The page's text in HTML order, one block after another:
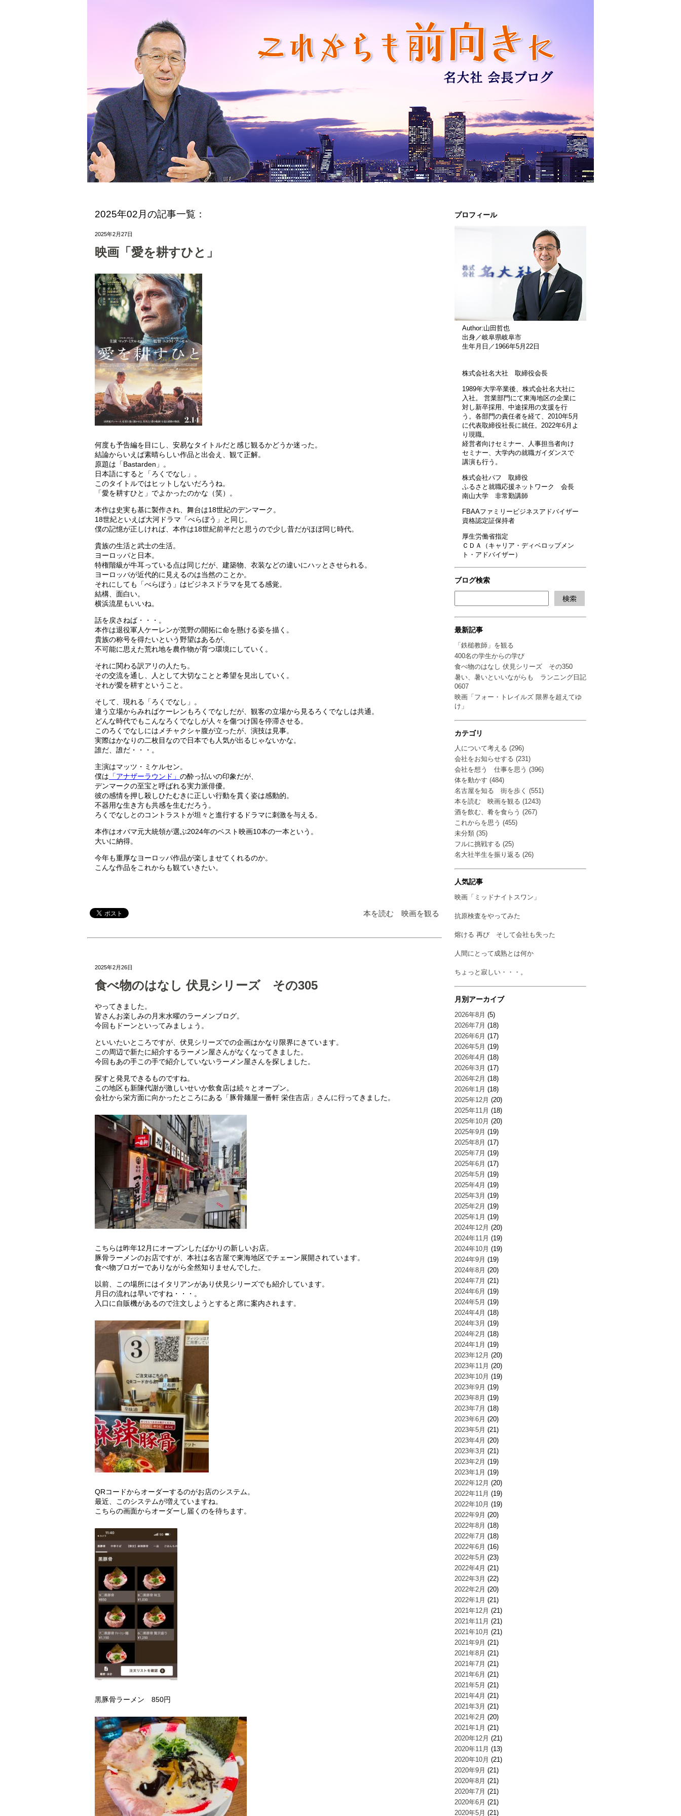
プロフィール
Author:山田哲也
出身／岐阜県岐阜市
生年月日／1966年5月22日
株式会社名大社 取締役会長
1989年大学卒業後、株式会社名大社に
入社。 営業部門にて東海地区の企業に
対し新卒採用、中途採用の支援を行
う。各部門の責任者を経て、2010年5月
に代表取締役社長に就任。2022年6月よ
り現職。
経営者向けセミナー、人事担当者向け
セミナー、大学内の就職ガイダンスで
講演も行う。
株式会社パフ 取締役
ふるさと就職応援ネットワーク 会長
南山大学 非常勤講師
FBAAファミリービジネスアドバイザー
資格認定証保持者
厚生労働省指定
ＣＤＡ（キャリア・ディベロップメン
ト・アドバイザー）
ブログ検索
最新記事
「鉄槌教師」を観る
400名の学生からの学び
食べ物のはなし 伏見シリーズ その350
暑い、暑いといいながらも ランニング日記
0607
映画「フォー・トレイルズ 限界を超えてゆ
け」
カテゴリ
人について考える (296)
会社をお知らせする (231)
会社を想う 仕事を思う (396)
体を動かす (484)
名古屋を知る 街を歩く (551)
本を読む 映画を観る (1243)
酒を飲む、肴を食らう (267)
これからを思う (455)
未分類 (35)
フルに挑戦する (25)
名大社半生を振り返る (26)
人気記事
映画「ミッドナイトスワン」
抗原検査をやってみた
熔ける 再び そして会社も失った
人間にとって成熟とは何か
ちょっと寂しい・・・。
月別アーカイブ
2026年8月 (5)
2026年7月 (18)
2026年6月 (17)
2026年5月 (19)
2026年4月 (18)
2026年3月 (17)
2026年2月 (18)
2026年1月 (18)
2025年12月 (20)
2025年11月 (18)
2025年10月 (20)
2025年9月 (19)
2025年8月 (17)
2025年7月 (19)
2025年6月 (17)
2025年5月 (19)
2025年4月 (19)
2025年3月 (19)
2025年2月 (19)
2025年1月 (19)
2024年12月 (20)
2024年11月 (19)
2024年10月 (19)
2024年9月 (19)
2024年8月 (20)
2024年7月 (21)
2024年6月 (19)
2024年5月 (19)
2024年4月 (18)
2024年3月 (19)
2024年2月 (18)
2024年1月 (19)
2023年12月 (20)
2023年11月 (20)
2023年10月 (19)
2023年9月 (19)
2023年8月 (19)
2023年7月 (18)
2023年6月 (20)
2023年5月 (21)
2023年4月 (20)
2023年3月 (21)
2023年2月 (19)
2023年1月 (19)
2022年12月 (20)
2022年11月 (19)
2022年10月 (19)
2022年9月 (20)
2022年8月 (18)
2022年7月 (18)
2022年6月 (16)
2022年5月 (23)
2022年4月 (21)
2022年3月 (22)
2022年2月 (20)
2022年1月 (21)
2021年12月 (21)
2021年11月 (21)
2021年10月 (21)
2021年9月 (21)
2021年8月 (21)
2021年7月 (21)
2021年6月 (21)
2021年5月 (21)
2021年4月 (21)
2021年3月 (21)
2021年2月 (20)
2021年1月 (21)
2020年12月 (21)
2020年11月 (13)
2020年10月 (21)
2020年9月 (21)
2020年8月 (21)
2020年7月 (21)
2020年6月 (21)
2020年5月 (21)
2025年02月の記事一覧：
2025年2月27日
映画「愛を耕すひと」
何度も予告編を目にし、安易なタイトルだと感じ観るかどうか迷った。
結論からいえば素晴らしい作品と出会え、観て正解。
原題は「Bastarden」。
日本語にすると「ろくでなし」。
このタイトルではヒットしないだろうね。
「愛を耕すひと」でよかったのかな（笑）。
本作は史実も基に製作され、舞台は18世紀のデンマーク。
18世紀といえば大河ドラマ「べらぼう」と同じ。
僕の記憶が正しければ、本作は18世紀前半だと思うので少し昔だがほぼ同じ時代。
貴族の生活と武士の生活。
ヨーロッパと日本。
特権階級が牛耳っている点は同じだが、建築物、衣装などの違いにハッとさせられる。
ヨーロッパが近代的に見えるのは当然のことか。
それにしても「べらぼう」はビジネスドラマを見てる感覚。
結構、面白い。
横浜流星もいいね。
話を戻さねば・・・。
本作は退役軍人ケーレンが荒野の開拓に命を懸ける姿を描く。
貴族の称号を得たいという野望はあるが、
不可能に思えた荒れ地を農作物が育つ環境にしていく。
それに関わる訳アリの人たち。
その交流を通し、人として大切なことと希望を見出していく。
それが愛を耕すということ。
そして、現れる「ろくでなし」。
違う立場からみればケーレンもろくでなしだが、観客の立場から見るろくでなしは共通。
どんな時代でもこんなろくでなしが人々を傷つけ国を停滞させる。
このろくでなしにはメチャクシャ腹が立ったが、演技は見事。
実際はかなりの二枚目なので日本でも人気が出るじゃないかな。
誰だ、誰だ・・・。
主演はマッツ・ミケルセン。
僕は 「アナザーラウンド」 の酔っ払いの印象だが、
デンマークの至宝と呼ばれる実力派俳優。
彼の感情を押し殺しひたむきに正しい行動を貫く姿は感動的。
不器用な生き方も共感を生むだろう。
ろくでなしとのコントラストが坦々と進行するドラマに刺激を与える。
本作はオバマ元大統領が選ぶ2024年のベスト映画10本の一本という。
大いに納得。
今年も重厚なヨーロッパ作品が楽しませてくれるのか。
こんな作品をこれからも観ていきたい。
本を読む 映画を観る
2025年2月26日
食べ物のはなし 伏見シリーズ その305
やってきました。
皆さんお楽しみの月末水曜のラーメンブログ。
今回もドーンといってみましょう。
といいたいところですが、伏見シリーズでの企画はかなり限界にきています。
この周辺で新たに紹介するラーメン屋さんがなくなってきました。
今回もあの手この手で紹介していないラーメン屋さんを探しました。
探すと発見できるものですね。
この地区も新陳代謝が激しいせいか飲食店は続々とオープン。
会社から栄方面に向かったところにある「豚骨麺屋一番軒 栄住吉店」さんに行ってきました。
こちらは昨年12月にオープンしたばかりの新しいお店。
豚骨ラーメンのお店ですが、本社は名古屋で東海地区でチェーン展開されています。
食べ物ブロガーでありながら全然知りませんでした。
以前、この場所にはイタリアンがあり伏見シリーズでも紹介しています。
月日の流れは早いですね・・・。
入口に自販機があるので注文しようとすると席に案内されます。
QRコードからオーダーするのがお店のシステム。
最近、このシステムが増えていますね。
こちらの画面からオーダーし届くのを待ちます。
黒豚骨ラーメン 850円